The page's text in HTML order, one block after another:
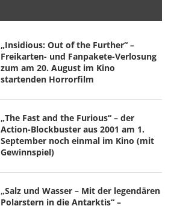
„Insidious: Out of the Further“ –
Freikarten- und Fanpakete-Verlosung
zum am 20. August im Kino
startenden Horrorfilm
„The Fast and the Furious“ – der
Action-Blockbuster aus 2001 am 1.
September noch einmal im Kino (mit
Gewinnspiel)
„Salz und Wasser – Mit der legendären
Polarstern in die Antarktis“ –